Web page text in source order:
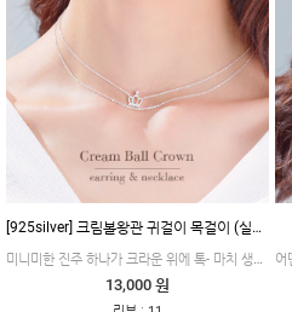
[925silver] 크림볼왕관 귀걸이 목걸이 (실버)
미니미한 진주 하나가 크라운 위에 톡- 마치 생크림을 올린 듯한 부드러움이 느껴지는 제품이에요.
13,000 원